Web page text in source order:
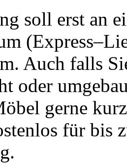
soll erst an
Auch falls
oder
gerne
für bis